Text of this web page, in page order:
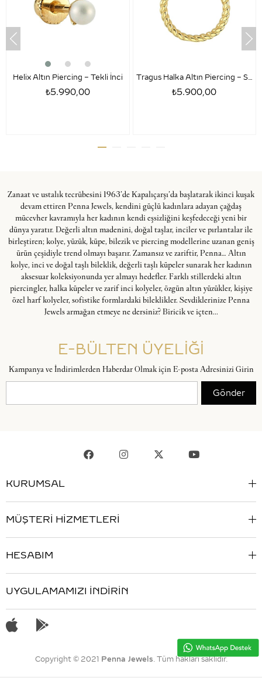
Helix Altın Piercing – Tekli İnci
₺5.990,00
Tragus Halka Altın Piercing – Sezar
₺5.900,00
Zanaat ve ustalık tecrübesini 1963’de Kapalıçarşı’da başlatarak ikinci kuşak
devam ettiren Penna Jewels, kendini güçlü kadınlara adayan çağdaş
mücevher kavramıyla her kadının kendi eşsizliğini keşfedeceği yeni bir
dünya yaratır. Değerli altın madenini, doğal taşlar, inciler ve pırlantalar ile
birleştiren; kolye, yüzük, küpe, bilezik ve piercing modellerine uzanan geniş
ürün çeşidiyle trend olmayı başarır. Zamansız ve zariftir, Penna… Altın
kolye, inci ve doğal taşlı bileklik, değerli taşlı küpeler sunarak her kadının
aksesuar koleksiyonunda yer almayı hedefler. Farklı stillerdeki altın
piercingler, halka küpeler ve zarif inci kolyeler, özgün altın yüzükler, kişiye
özel harf kolyeler, sofistike formlardaki bileklikler. Sevdiklerinize Penna
Jewels armağan etmeye ne dersiniz? Biricik ve içten...
E-BÜLTEN ÜYELİĞİ
Kampanya ve İndirimlerden Haberdar Olmak için E-posta Adresinizi Girin
Gönder
KURUMSAL
MÜŞTERİ HİZMETLERİ
HESABIM
UYGULAMAMIZI İNDİRİN
Copyright © 2021 Penna Jewels. Tüm hakları saklıdır.